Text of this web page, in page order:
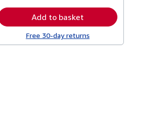
Add to basket
Free 30-day returns